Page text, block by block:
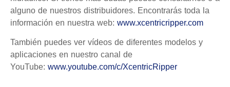
alguno de nuestros distribuidores. Encontrarás toda la
información en nuestra web: www.xcentricripper.com
También puedes ver vídeos de diferentes modelos y
aplicaciones en nuestro canal de
YouTube: www.youtube.com/c/XcentricRipper